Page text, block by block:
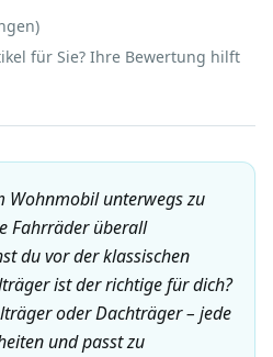
)
für Sie? Ihre Bewertung hilft
Wohnmobil unterwegs zu
Fahrräder überall
du vor der klassischen
ist der richtige für dich?
oder Dachträger – jede
und passt zu